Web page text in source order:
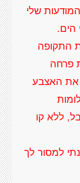
שלי
התקופה
פרחה
את האצבע
ללא קו
למסור לך